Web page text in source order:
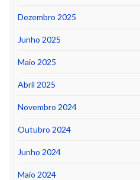
Dezembro 2025
Junho 2025
Maio 2025
Abril 2025
Novembro 2024
Outubro 2024
Junho 2024
Maio 2024